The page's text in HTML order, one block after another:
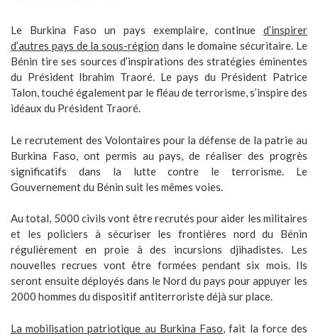
Le Burkina Faso un pays exemplaire, continue d’inspirer
d’autres pays de la sous-région dans le domaine sécuritaire. Le
Bénin tire ses sources d’inspirations des stratégies éminentes
du Président Ibrahim Traoré. Le pays du Président Patrice
Talon, touché également par le fléau de terrorisme, s’inspire des
idéaux du Président Traoré.
Le recrutement des Volontaires pour la défense de la patrie au
Burkina Faso, ont permis au pays, de réaliser des progrès
significatifs dans la lutte contre le terrorisme. Le
Gouvernement du Bénin suit les mêmes voies.
Au total, 5000 civils vont être recrutés pour aider les militaires
et les policiers à sécuriser les frontières nord du Bénin
régulièrement en proie à des incursions djihadistes. Les
nouvelles recrues vont être formées pendant six mois. Ils
seront ensuite déployés dans le Nord du pays pour appuyer les
2000 hommes du dispositif antiterroriste déjà sur place.
La mobilisation patriotique au Burkina Faso , fait la force des